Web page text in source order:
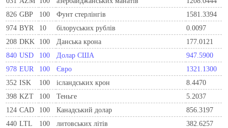
826 GBP 100 Фунт стерлінгів
1581.3394
974 BYR 10 білоруських рублів
0.0097
208 DKK 100 Данська крона
177.0121
840 USD 100 Долар США
947.5900
978 EUR 100 Євро
1321.1300
352 ISK 100 ісландських крон
8.4470
398 KZT 100 Теньге
5.2037
124 CAD 100 Канадський долар
856.3197
440 LTL 100 литовських літів
382.6257